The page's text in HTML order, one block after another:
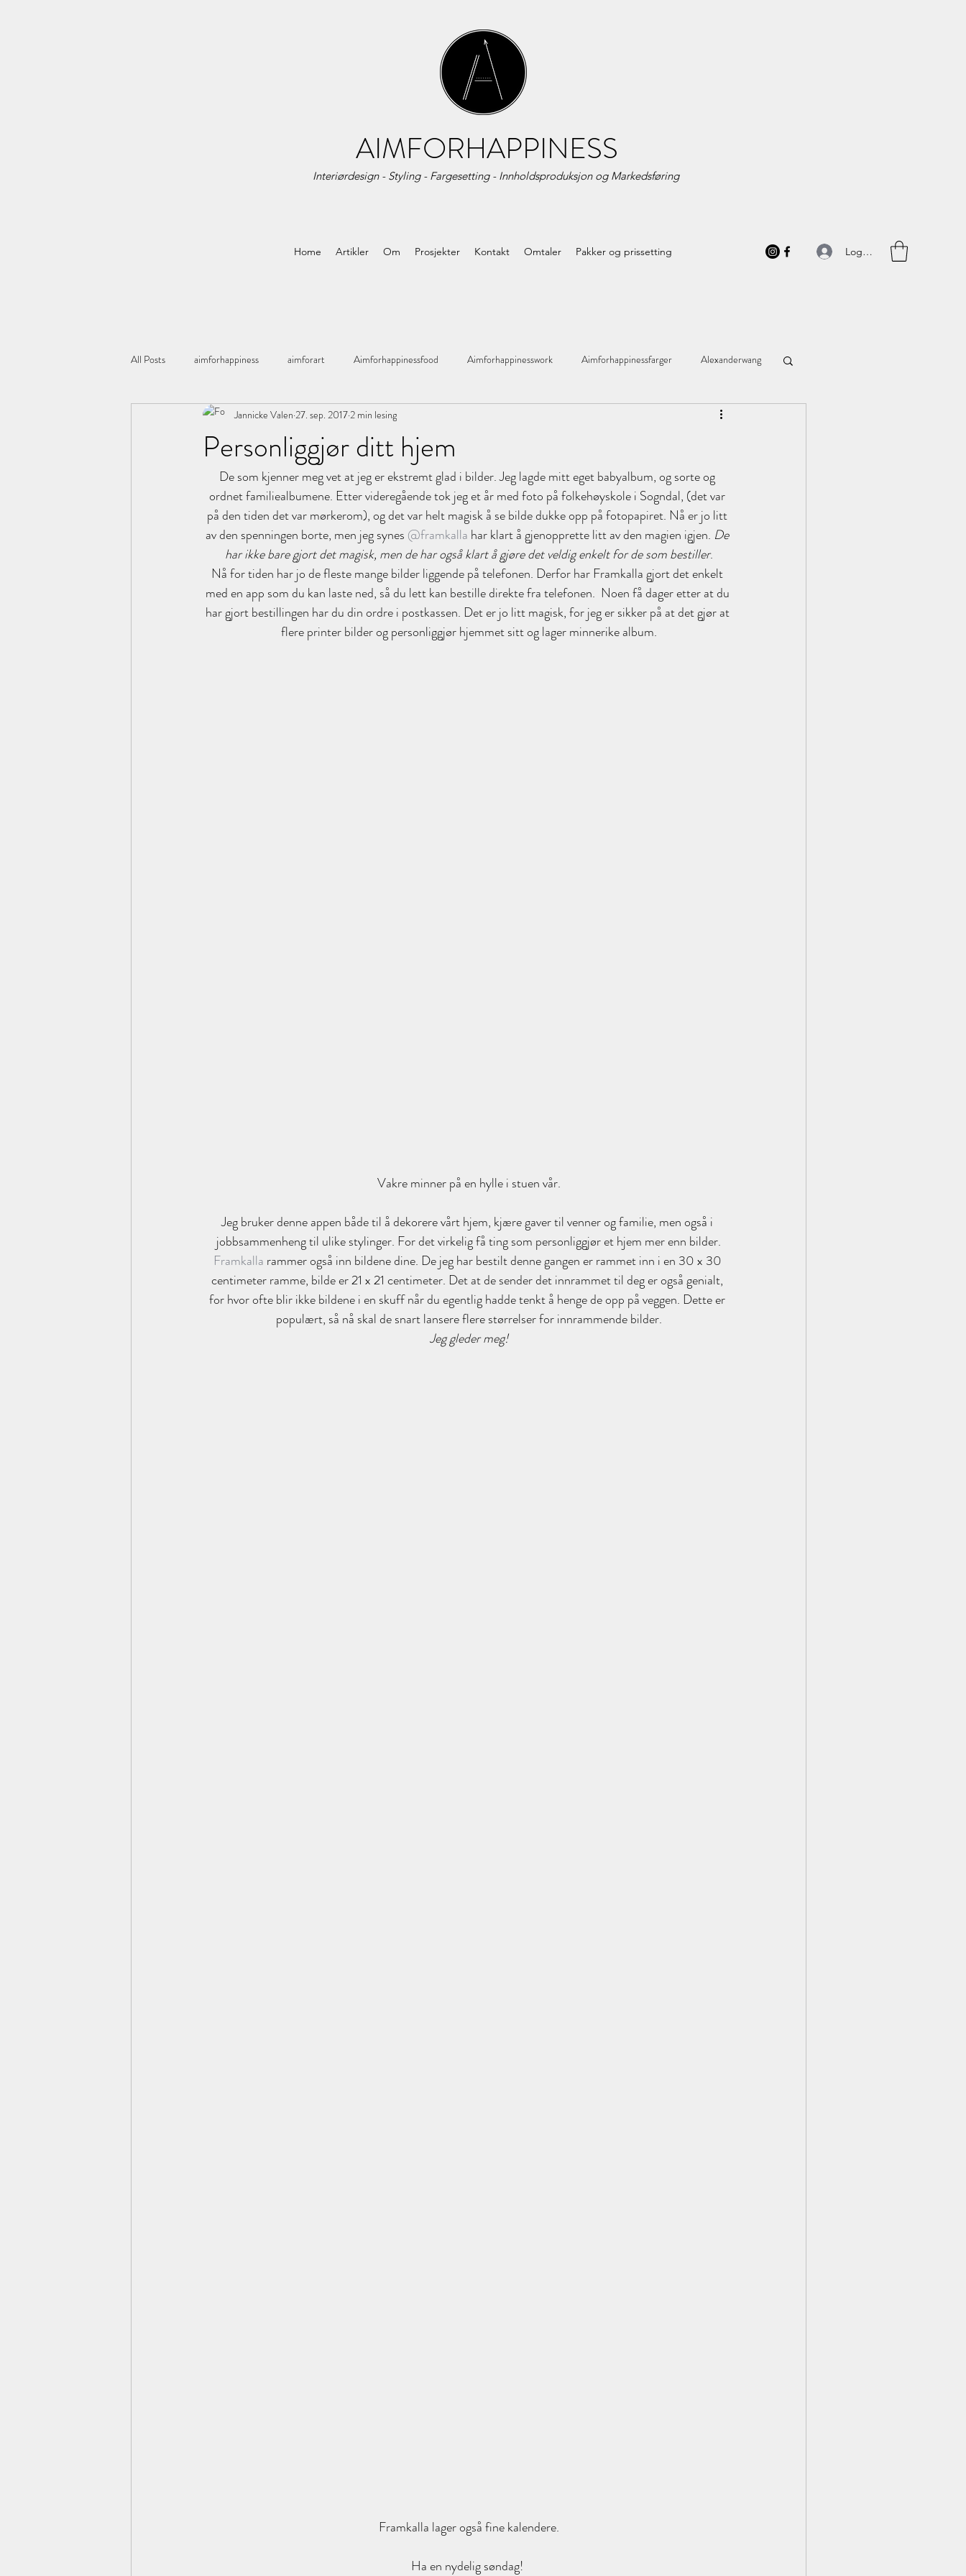
AIMFORHAPPINESS
Interiørdesign - Styling - Fargesetting - Innholdsproduksjon og Markedsføring
Logg inn
Home Artikler Om Prosjekter Kontakt Omtaler Pakker og prissetting
All Posts aimforhappiness aimforart Aimforhappinessfood Aimforhappinesswork Aimforhappinessfarger Alexanderwang
All you need is love bad året2016
blomster Borddekking Bulletproof kaffe Bringebær Bylassen candels Bzr Chiagrøt
candles corneliashus Chloe drivhus Drømmehuset Dikt
Personliggjør ditt hjem
Jannicke Valen 27. sep. 20172 min lesing
De som kjenner meg vet at jeg er ekstremt glad i bilder. Jeg lagde mitt eget babyalbum, og sorte og
ordnet familiealbumene. Etter videregående tok jeg et år med foto på folkehøyskole i Sogndal, (det var
på den tiden det var mørkerom), og det var helt magisk å se bilde dukke opp på fotopapiret. Nå er jo litt
av den spenningen borte, men jeg synes @framkalla har klart å gjenopprette litt av den magien igjen. De
har ikke bare gjort det magisk, men de har også klart å gjøre det veldig enkelt for de som bestiller.
Nå for tiden har jo de fleste mange bilder liggende på telefonen. Derfor har Framkalla gjort det enkelt
med en app som du kan laste ned, så du lett kan bestille direkte fra telefonen.  Noen få dager etter at du
har gjort bestillingen har du din ordre i postkassen. Det er jo litt magisk, for jeg er sikker på at det gjør at
flere printer bilder og personliggjør hjemmet sitt og lager minnerike album.
Vakre minner på en hylle i stuen vår.
Jeg bruker denne appen både til å dekorere vårt hjem, kjære gaver til venner og familie, men også i
jobbsammenheng til ulike stylinger. For det virkelig få ting som personliggjør et hjem mer enn bilder.
Framkalla rammer også inn bildene dine. De jeg har bestilt denne gangen er rammet inn i en 30 x 30
centimeter ramme, bilde er 21 x 21 centimeter. Det at de sender det innrammet til deg er også genialt,
for hvor ofte blir ikke bildene i en skuff når du egentlig hadde tenkt å henge de opp på veggen. Dette er
populært, så nå skal de snart lansere flere størrelser for innrammende bilder.
Jeg gleder meg!
Framkalla lager også fine kalendere.
Ha en nydelig søndag!